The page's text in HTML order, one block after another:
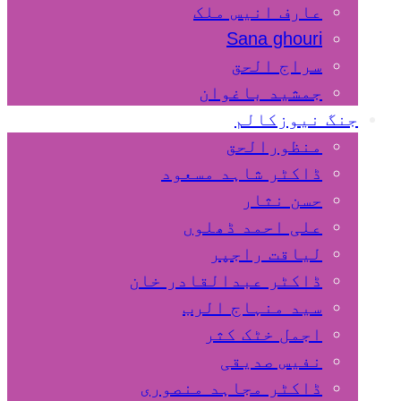
عارف انیس ملک
Sana ghouri
سراج الحق
جمشید باغوان
جنگ نیوزکالم
منظورالحق
ڈاکٹر شاہد مسعود
حسن نثار
علی احمد ڈھلوں
لیاقت راجپر
ڈاکٹر عبدالقادر خان
سید منہاج الرب
اجمل خٹک کثر
نفیس صدیقی
ڈاکٹر مجاہد منصوری